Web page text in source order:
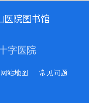
网站地图 常见问题